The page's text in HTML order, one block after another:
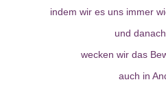
indem wir es uns immer
und
wecken wir das
auch in